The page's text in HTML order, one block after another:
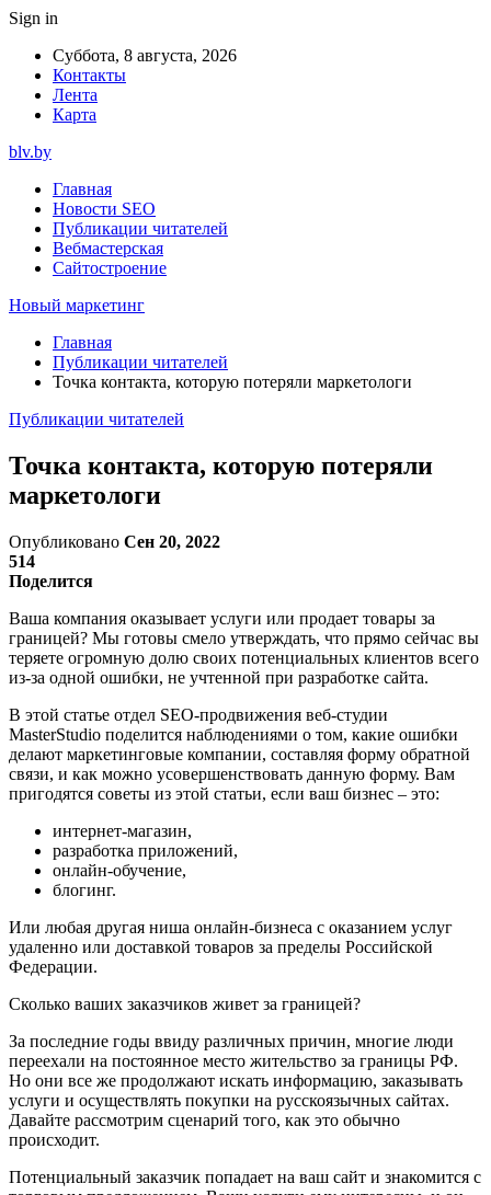
Sign in
Суббота, 8 августа, 2026
Контакты
Лента
Карта
blv.by
Главная
Новости SEO
Публикации читателей
Вебмастерская
Сайтостроение
Новый маркетинг
Главная
Публикации читателей
Точка контакта, которую потеряли маркетологи
Публикации читателей
Точка контакта, которую потеряли
маркетологи
Опубликовано Сен 20, 2022
514
Поделится
Ваша компания оказывает услуги или продает товары за
границей? Мы готовы смело утверждать, что прямо сейчас вы
теряете огромную долю своих потенциальных клиентов всего
из-за одной ошибки, не учтенной при разработке сайта.
В этой статье отдел SEO-продвижения веб-студии
MasterStudio поделится наблюдениями о том, какие ошибки
делают маркетинговые компании, составляя форму обратной
связи, и как можно усовершенствовать данную форму. Вам
пригодятся советы из этой статьи, если ваш бизнес – это:
интернет-магазин,
разработка приложений,
онлайн-обучение,
блогинг.
Или любая другая ниша онлайн-бизнеса с оказанием услуг
удаленно или доставкой товаров за пределы Российской
Федерации.
Сколько ваших заказчиков живет за границей?
За последние годы ввиду различных причин, многие люди
переехали на постоянное место жительство за границы РФ.
Но они все же продолжают искать информацию, заказывать
услуги и осуществлять покупки на русскоязычных сайтах.
Давайте рассмотрим сценарий того, как это обычно
происходит.
Потенциальный заказчик попадает на ваш сайт и знакомится с